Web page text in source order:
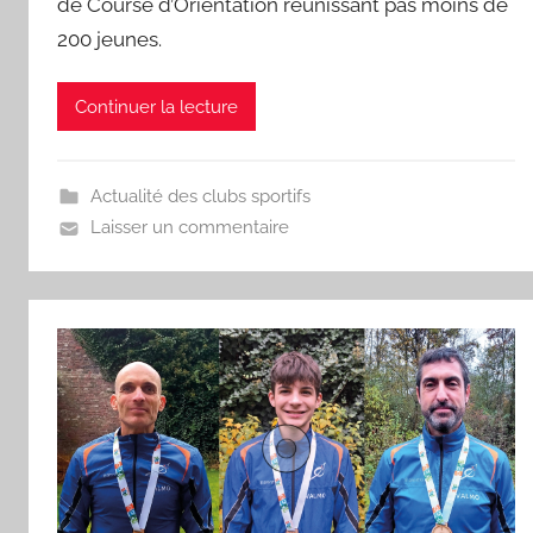
200 jeunes.
Continuer la lecture
Actualité des clubs sportifs
Laisser un commentaire